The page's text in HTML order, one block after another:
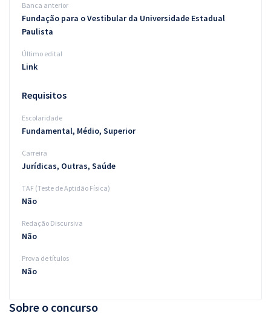
Sobre o concurso
Banca anterior
Fundação para o Vestibular da Universidade Estadual
Paulista
Último edital
Link
Requisitos
Escolaridade
Fundamental, Médio, Superior
Carreira
Jurídicas, Outras, Saúde
TAF (Teste de Aptidão Física)
Não
Redação Discursiva
Não
Prova de títulos
Não